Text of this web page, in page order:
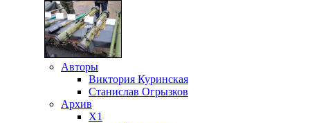
Авторы
Виктория Куринская
Станислав Огрызков
Архив
X1